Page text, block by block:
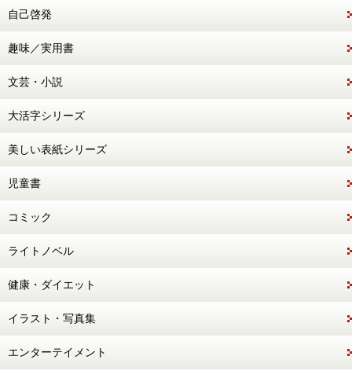
自己啓発
趣味／実用書
文芸・小説
大活字シリーズ
美しい表紙シリーズ
児童書
コミック
ライトノベル
健康・ダイエット
イラスト・写真集
エンターテイメント